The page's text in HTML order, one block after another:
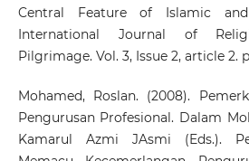
Central Feature of Islamic and
International Journal of
Pilgrimage. Vol. 3, Issue 2, article 2.
Mohamed, Roslan. (2008).
Pengurusan Profesional. Dalam
Kamarul Azmi JAsmi (Eds.).